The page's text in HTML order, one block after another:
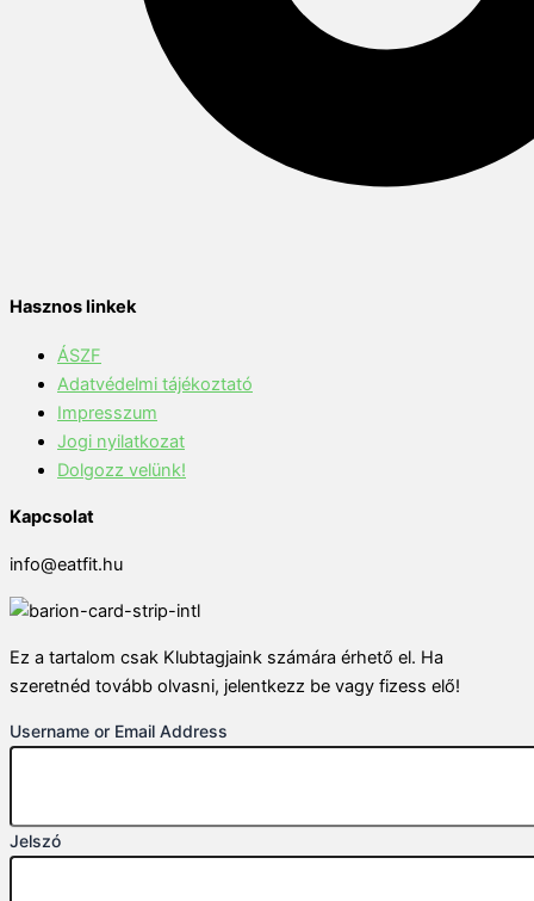
Hasznos linkek
ÁSZF
Adatvédelmi tájékoztató
Impresszum
Jogi nyilatkozat
Dolgozz velünk!
Kapcsolat
info@eatfit.hu
Ez a tartalom csak Klubtagjaink számára érhető el. Ha
szeretnéd tovább olvasni, jelentkezz be vagy fizess elő!
Username or Email Address
Jelszó